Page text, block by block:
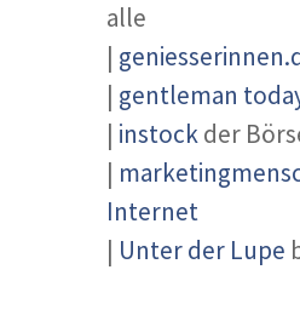
alle
|
| gentleman
| instockder
|
Internet
| Unter der Lupe